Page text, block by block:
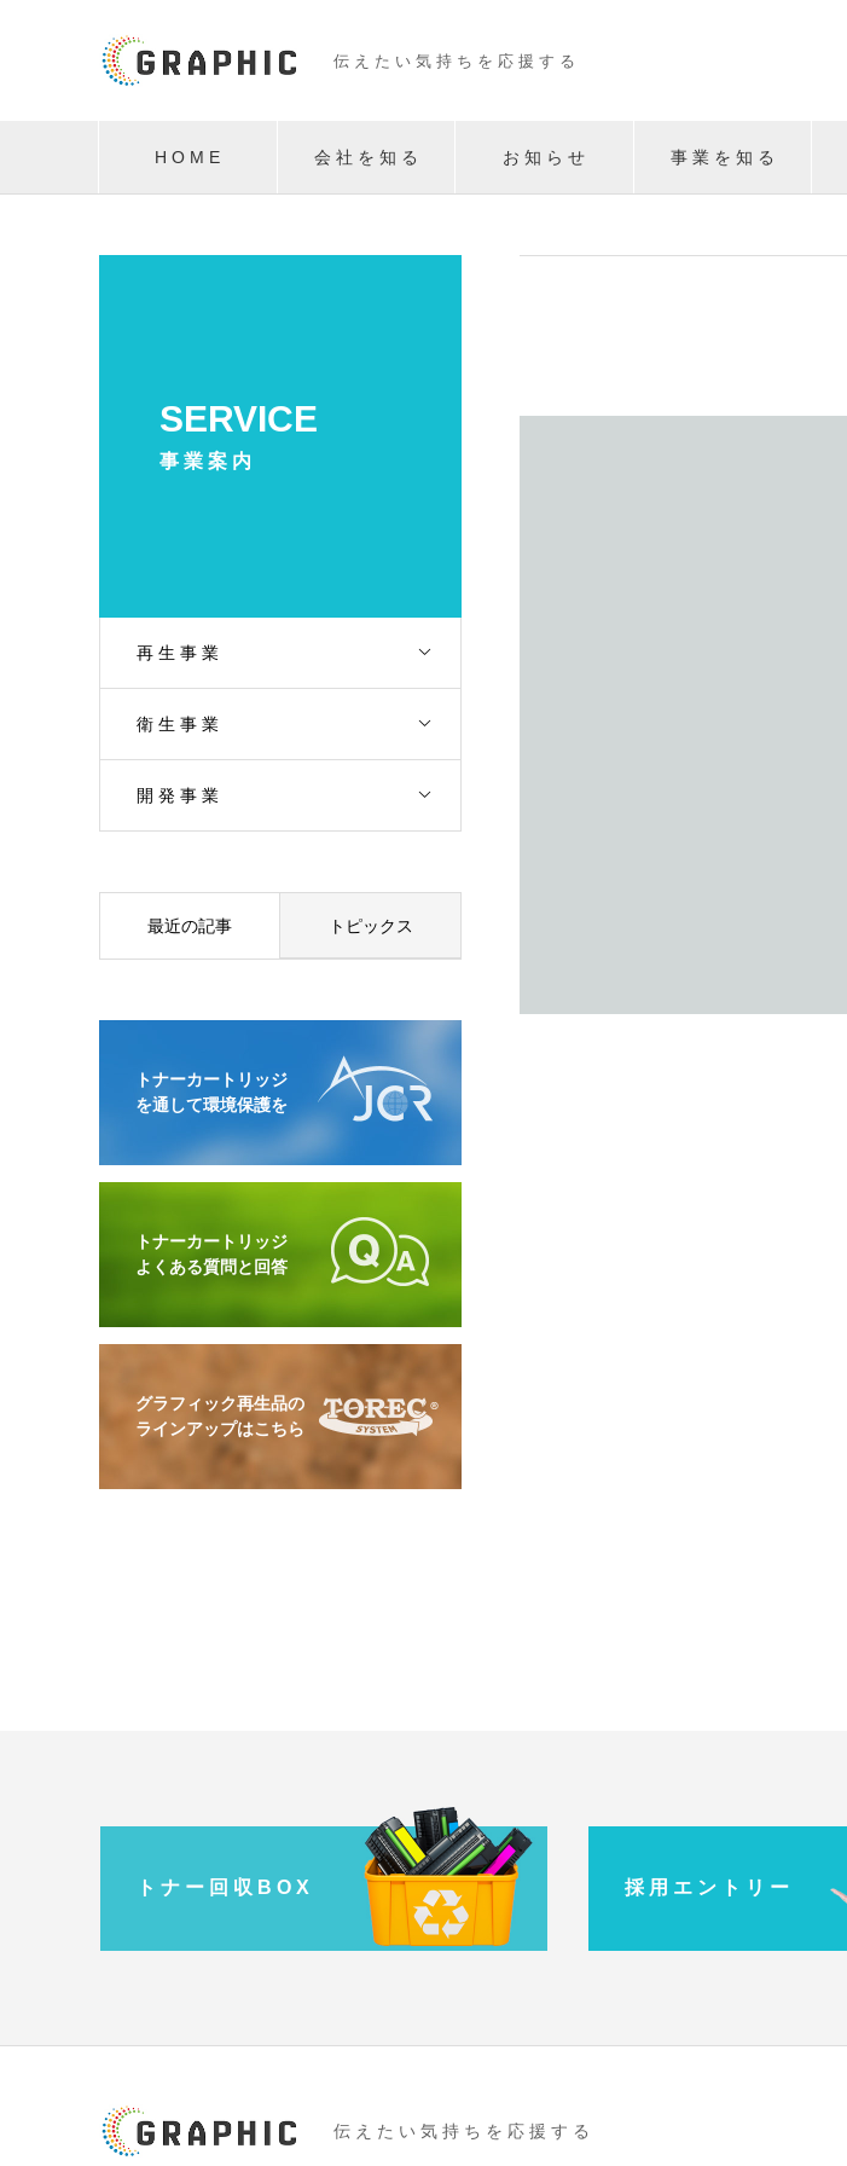
伝 え た い 気 持 ち を 応 援 す る
H O M E 会 社 を 知 る お 知 ら せ 事 業 を 知 る
SERVICE
事 業 案 内
再 生 事 業
衛 生 事 業
開 発 事 業
最近の記事 トピックス
トナーカートリッジ
を通して環境保護を
トナーカートリッジ
よくある質問と回答
グラフィック再生品の
ラインアップはこちら
ト ナ ー 回 収 B O X 採 用 エ ン ト リ ー
伝 え た い 気 持 ち を 応 援 す る